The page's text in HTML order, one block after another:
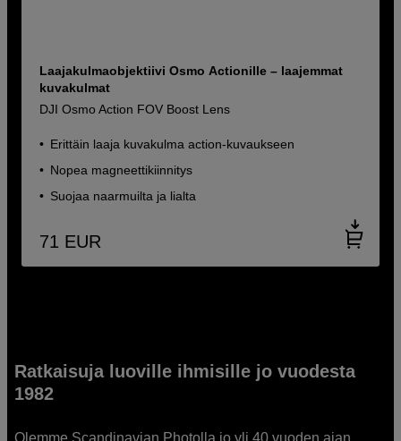
Laajakulmaobjektiivi Osmo Actionille – laajemmat
kuvakulmat
DJI Osmo Action FOV Boost Lens
Erittäin laaja kuvakulma action-kuvaukseen
Nopea magneettikiinnitys
Suojaa naarmuilta ja lialta
71 EUR
Ratkaisuja luoville ihmisille jo vuodesta
1982
Olemme Scandinavian Photolla jo yli 40 vuoden ajan